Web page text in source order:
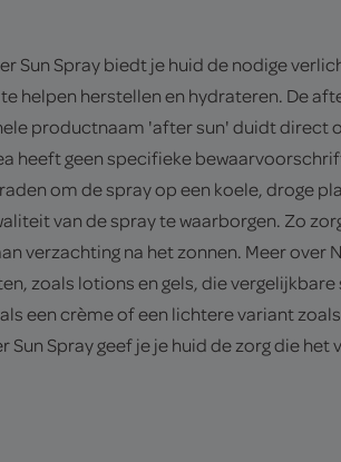
Sun Spray biedt je huid de nodige
helpen herstellen en hydrateren. De
productnaam 'after sun' duidt direct
heeft geen specifieke
om de spray op een koele, droge
van de spray te waarborgen. Zo
verzachting na het zonnen. Meer over
zoals lotions en gels, die
een crème of een lichtere variant
Spray geef je je huid de zorg die het